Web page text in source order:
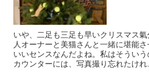
いや、二足も三足も早いクリスマス
人オーナーと美猫さんと一緒に堪能
いいセンスなんだよね。私はそういう
カウンターには、写真撮り忘れたけれ